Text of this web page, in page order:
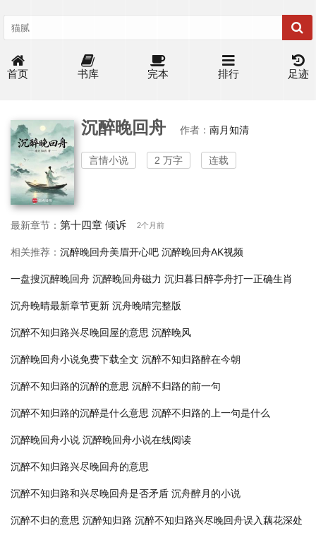
首页 书库 完本 排行 足迹
沉醉晚回舟 作者： 南月知清
言情小说 2 万字 连载
最新章节： 第十四章 倾诉 2个月前
相关推荐： 沉醉晚回舟美眉开心吧 沉醉晚回舟AK视频
一盘搜沉醉晚回舟 沉醉晚回舟磁力 沉归暮日醉亭舟打一正确生肖
沉舟晚晴最新章节更新 沉舟晚晴完整版
沉醉不知归路兴尽晚回屋的意思 沉醉晚风
沉醉晚回舟小说免费下载全文 沉醉不知归路醉在今朝
沉醉不知归路的沉醉的意思 沉醉不归路的前一句
沉醉不知归路的沉醉是什么意思 沉醉不归路的上一句是什么
沉醉晚回舟小说 沉醉晚回舟小说在线阅读
沉醉不知归路兴尽晚回舟的意思
沉醉不知归路和兴尽晚回舟是否矛盾 沉舟醉月的小说
沉醉不归的意思 沉醉知归路 沉醉不知归路兴尽晚回舟误入藕花深处